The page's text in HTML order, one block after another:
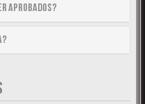
aprobados?